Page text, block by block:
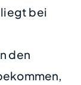
liegt bei
den